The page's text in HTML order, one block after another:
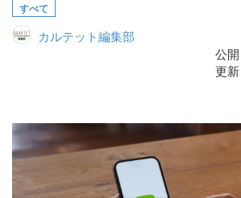
広告代理店・HP制作会社様へ
お問い合わせ
すべて
カルテット編集部
公開
更新